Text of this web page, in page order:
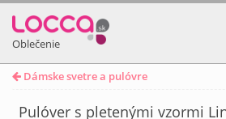
Oblečenie
Dámske svetre a pulóvre
Pulóver s pletenými vzormi